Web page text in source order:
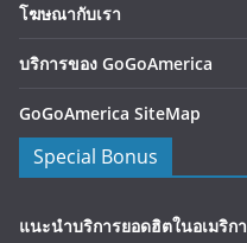
โฆษณากับเรา
บริการของ GoGoAmerica
GoGoAmerica SiteMap
Special Bonus
แนะนำบริการยอดฮิตในอเมริกา